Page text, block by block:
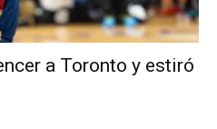
a Toronto y estiró